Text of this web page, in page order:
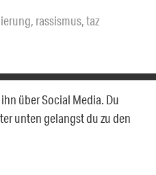
, rassismus,taz
über Social Media. Du
unten gelangst du zu den